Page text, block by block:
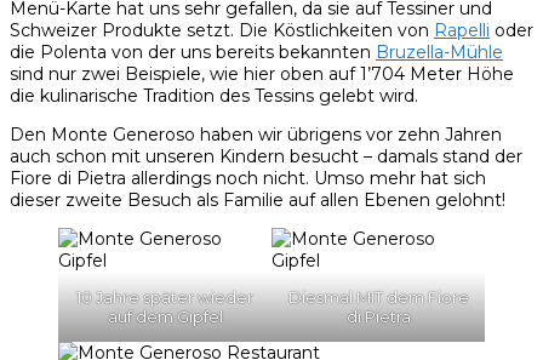
Menü-Karte hat uns sehr gefallen, da sie auf Tessiner und
Schweizer Produkte setzt. Die Köstlichkeiten von Rapelli oder
die Polenta von der uns bereits bekannten Bruzella-Mühle
sind nur zwei Beispiele, wie hier oben auf 1’704 Meter Höhe
die kulinarische Tradition des Tessins gelebt wird.
Den Monte Generoso haben wir übrigens vor zehn Jahren
auch schon mit unseren Kindern besucht – damals stand der
Fiore di Pietra allerdings noch nicht. Umso mehr hat sich
dieser zweite Besuch als Familie auf allen Ebenen gelohnt!
10 Jahre später wieder
auf dem Gipfel
Diesmal MIT dem Fiore
di Pietra